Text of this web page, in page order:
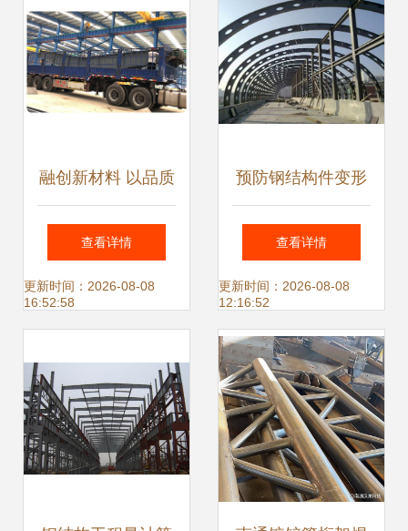
融创新材料 以品质
钢结构件打造大国
工程与服务典范
查看详情
更新时间：2026-08-08
16:52:58
预防钢结构件变形
的问题分析
查看详情
更新时间：2026-08-08
12:16:52